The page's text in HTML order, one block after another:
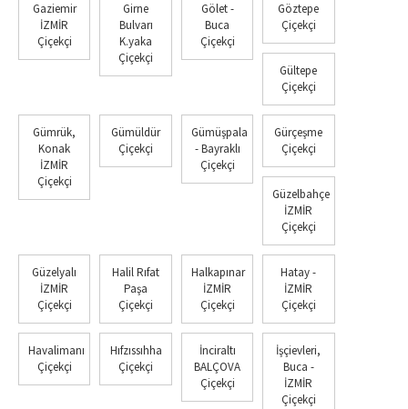
Gaziemir
İZMİR
Çiçekçi
Girne
Bulvarı
K.yaka
Çiçekçi
Gölet -
Buca
Çiçekçi
Göztepe
Çiçekçi
Gültepe
Çiçekçi
Gümrük,
Konak
İZMİR
Çiçekçi
Gümüldür
Çiçekçi
Gümüşpala
- Bayraklı
Çiçekçi
Gürçeşme
Çiçekçi
Güzelbahçe
İZMİR
Çiçekçi
Güzelyalı
İZMİR
Çiçekçi
Halil Rıfat
Paşa
Çiçekçi
Halkapınar
İZMİR
Çiçekçi
Hatay -
İZMİR
Çiçekçi
Havalimanı
Çiçekçi
Hıfzıssıhha
Çiçekçi
İnciraltı
BALÇOVA
Çiçekçi
İşçievleri,
Buca -
İZMİR
Çiçekçi